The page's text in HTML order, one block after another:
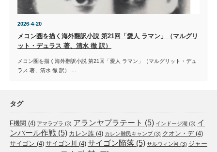
2026-4-20
メコン圏を描く海外翻訳小説 第21回「愛人 ラマン」（マルグリ
ット・デュラス 著、清水 徹 訳）
メコン圏を描く海外翻訳小説 第21回「愛人 ラマン」（マルグリット・デュ
ラス 著、清水 徹 訳） …
タグ
F機関 (4) アマラプラ (3) アランヤプラテート (5) インドージ湖 (3) イ
ンパール作戦 (5) カレン族 (4) カレン難民キャンプ(3) クオン・デ(4)
サイゴン (4) サイゴン川 (4) サイゴン陥落 (5) サルウィン河 (3) ジャー